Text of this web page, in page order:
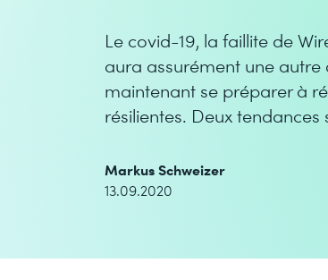
Le covid-19, la faillite de
aura assurément une autre
maintenant se préparer à
résilientes. Deux tendances
Markus Schweizer
13.09.2020